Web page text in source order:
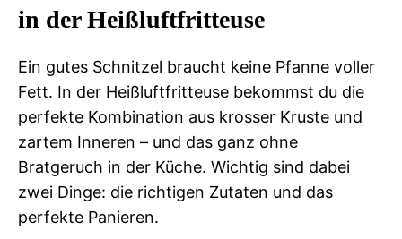
in der Heißluftfritteuse
Ein gutes Schnitzel braucht keine Pfanne voller
Fett. In der Heißluftfritteuse bekommst du die
perfekte Kombination aus krosser Kruste und
zartem Inneren – und das ganz ohne
Bratgeruch in der Küche. Wichtig sind dabei
zwei Dinge: die richtigen Zutaten und das
perfekte Panieren.